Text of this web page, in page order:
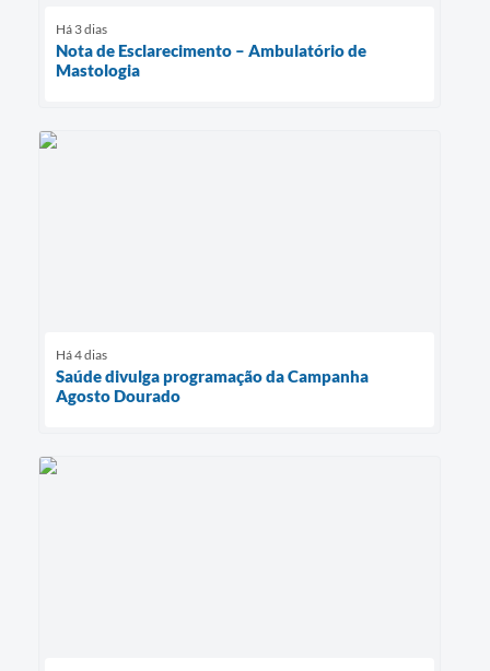
Há 3 dias
Nota de Esclarecimento – Ambulatório de
Mastologia
Há 4 dias
Saúde divulga programação da Campanha
Agosto Dourado